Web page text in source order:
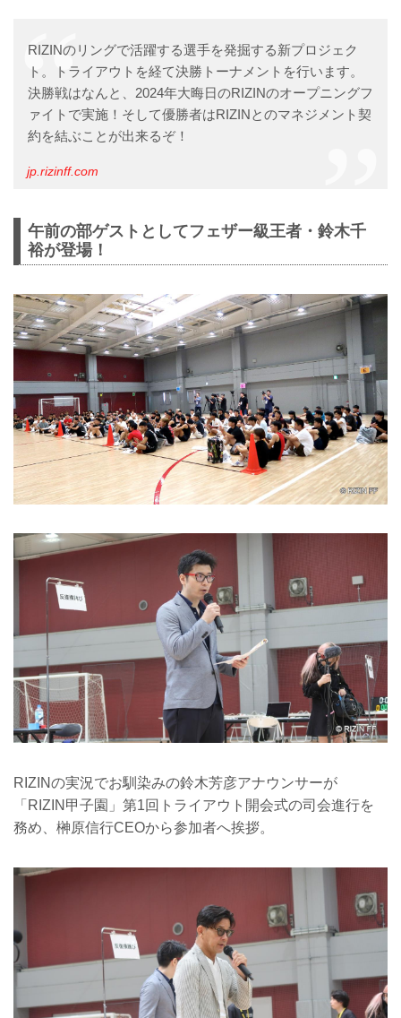
RIZINのリングで活躍する選手を発掘する新プロジェク
ト。トライアウトを経て決勝トーナメントを行います。
決勝戦はなんと、2024年大晦日のRIZINのオープニングフ
ァイトで実施！そして優勝者はRIZINとのマネジメント契
約を結ぶことが出来るぞ！
jp.rizinff.com
午前の部ゲストとしてフェザー級王者・鈴木千
裕が登場！
RIZINの実況でお馴染みの鈴木芳彦アナウンサーが
「RIZIN甲子園」第1回トライアウト開会式の司会進行を
務め、榊原信行CEOから参加者へ挨拶。